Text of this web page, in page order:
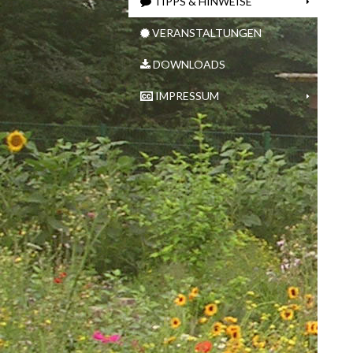
VERANSTALTUNGEN
DOWNLOADS
IMPRESSUM